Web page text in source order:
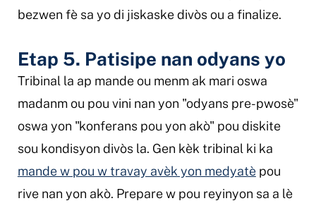
bezwen fè sa yo di jiskaske divòs ou a finalize.
Etap 5. Patisipe nan odyans yo
Tribinal la ap mande ou menm ak mari oswa
madanm ou pou vini nan yon "odyans pre-pwosè"
oswa yon "konferans pou yon akò" pou diskite
sou kondisyon divòs la. Gen kèk tribinal ki ka
mande w pou w travay avèk yon medyatèpou
rive nan yon akò. Prepare w pou reyinyon sa a lè